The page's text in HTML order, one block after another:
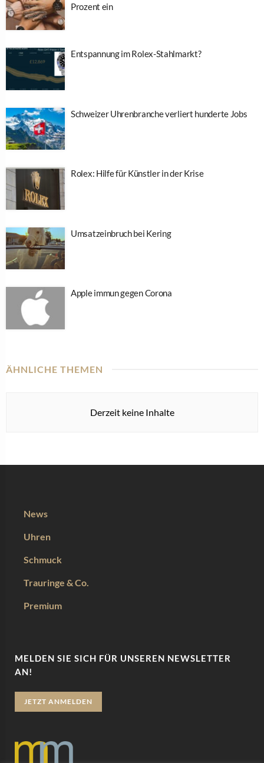
Prozent ein
Entspannung im Rolex-Stahlmarkt?
Schweizer Uhrenbranche verliert hunderte Jobs
Rolex: Hilfe für Künstler in der Krise
Umsatzeinbruch bei Kering
Apple immun gegen Corona
ÄHNLICHE THEMEN
Derzeit keine Inhalte
News
Uhren
Schmuck
Trauringe & Co.
Premium
MELDEN SIE SICH FÜR UNSEREN NEWSLETTER
AN!
JETZT ANMELDEN